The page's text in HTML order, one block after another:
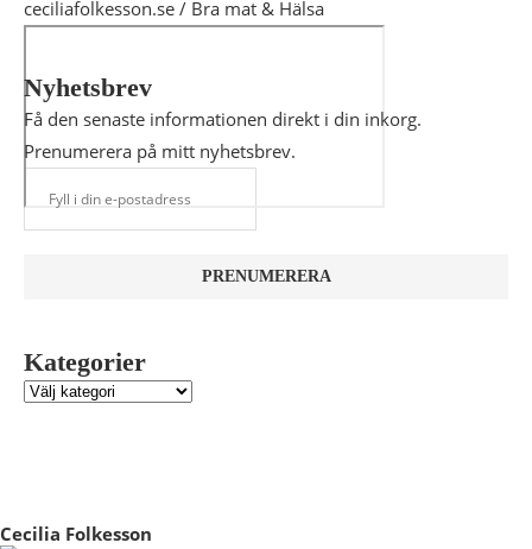
ceciliafolkesson.se / Bra mat & Hälsa
Nyhetsbrev
Få den senaste informationen direkt i din inkorg.
Prenumerera på mitt nyhetsbrev.
Kategorier
Cecilia Folkesson